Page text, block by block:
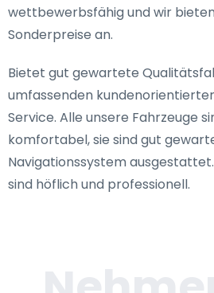
wettbewerbsfähig und wir
Sonderpreise an.
Bietet gut gewartete
umfassenden
Service. Alle unsere Fahrzeuge
komfortabel, sie sind gut
Navigationssystem
sind höflich und professionell.